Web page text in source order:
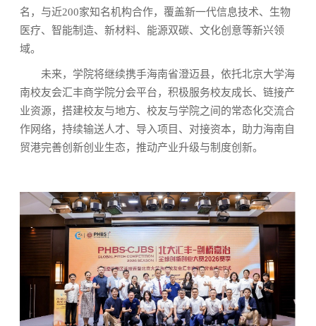
名，与近200家知名机构合作，覆盖新一代信息技术、生物
医疗、智能制造、新材料、能源双碳、文化创意等新兴领
域。
未来，学院将继续携手海南省澄迈县，依托北京大学海
南校友会汇丰商学院分会平台，积极服务校友成长、链接产
业资源，搭建校友与地方、校友与学院之间的常态化交流合
作网络，持续输送人才、导入项目、对接资本，助力海南自
贸港完善创新创业生态，推动产业升级与制度创新。